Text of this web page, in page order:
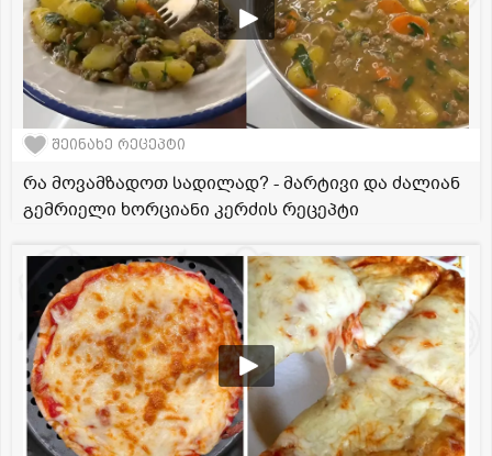
შეინახე რეცეპტი
რა მოვამზადოთ სადილად? - მარტივი და ძალიან
გემრიელი ხორციანი კერძის რეცეპტი